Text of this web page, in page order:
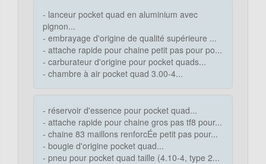
- lanceur pocket quad en aluminium avec
pignon...
- embrayage d'origine de qualité supérieure ...
- attache rapide pour chaine petit pas pour po...
- carburateur d'origine pour pocket quads...
- chambre à air pocket quad 3.00-4...
- réservoir d'essence pour pocket quad...
- attache rapide pour chaine gros pas tf8 pour...
- chaine 83 maillons renforcÉe petit pas pour...
- bougie d'origine pocket quad...
- pneu pour pocket quad taille (4.10-4, type 2...